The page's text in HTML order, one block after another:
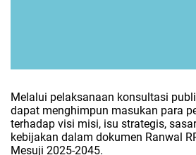
Melalui pelaksanaan konsultasi
dapat menghimpun masukan para
terhadap visi misi, isu strategis,
kebijakan dalam dokumen Ranwal
Mesuji 2025-2045.